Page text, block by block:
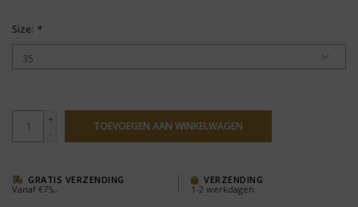
Size: *
+
-
TOEVOEGEN AAN WINKELWAGEN
GRATIS VERZENDING
Vanaf €75,-
VERZENDING
1-2 werkdagen